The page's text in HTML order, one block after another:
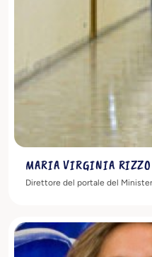
MARIA VIRGINIA RIZZO
Direttore del portale del